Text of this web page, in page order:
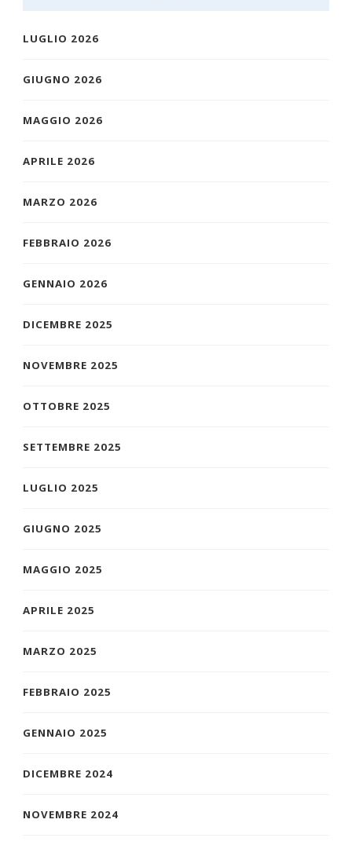
LUGLIO 2026
GIUGNO 2026
MAGGIO 2026
APRILE 2026
MARZO 2026
FEBBRAIO 2026
GENNAIO 2026
DICEMBRE 2025
NOVEMBRE 2025
OTTOBRE 2025
SETTEMBRE 2025
LUGLIO 2025
GIUGNO 2025
MAGGIO 2025
APRILE 2025
MARZO 2025
FEBBRAIO 2025
GENNAIO 2025
DICEMBRE 2024
NOVEMBRE 2024